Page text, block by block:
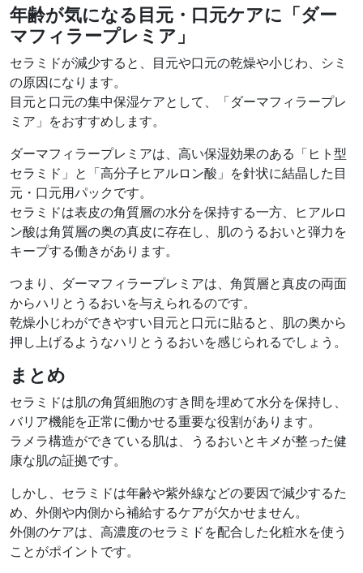
年齢が気になる目元・口元ケアに「ダー
マフィラープレミア」
セラミドが減少すると、目元や口元の乾燥や小じわ、シミ
の原因になります。
目元と口元の集中保湿ケアとして、「ダーマフィラープレ
ミア」をおすすめします。
ダーマフィラープレミアは、高い保湿効果のある「ヒト型
セラミド」と「高分子ヒアルロン酸」を針状に結晶した目
元・口元用パックです。
セラミドは表皮の角質層の水分を保持する一方、ヒアルロ
ン酸は角質層の奥の真皮に存在し、肌のうるおいと弾力を
キープする働きがあります。
つまり、ダーマフィラープレミアは、角質層と真皮の両面
からハリとうるおいを与えられるのです。
乾燥小じわができやすい目元と口元に貼ると、肌の奥から
押し上げるようなハリとうるおいを感じられるでしょう。
まとめ
セラミドは肌の角質細胞のすき間を埋めて水分を保持し、
バリア機能を正常に働かせる重要な役割があります。
ラメラ構造ができている肌は、うるおいとキメが整った健
康な肌の証拠です。
しかし、セラミドは年齢や紫外線などの要因で減少するた
め、外側や内側から補給するケアが欠かせません。
外側のケアは、高濃度のセラミドを配合した化粧水を使う
ことがポイントです。